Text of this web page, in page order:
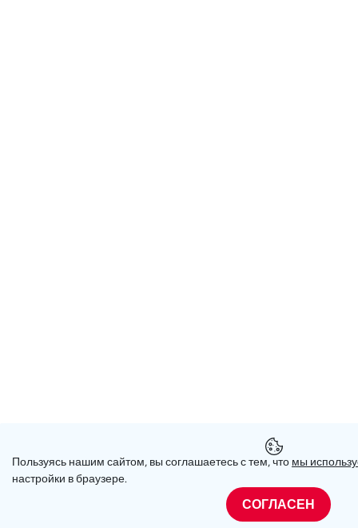
Пользуясь нашим сайтом, вы соглашаетесь с тем, что мы
настройки в браузере.
СОГЛАСЕН